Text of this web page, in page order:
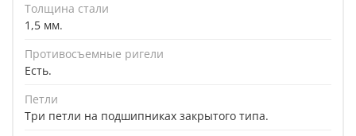
Толщина стали
1,5 мм.
Противосъемные ригели
Есть.
Петли
Три петли на подшипниках закрытого типа.